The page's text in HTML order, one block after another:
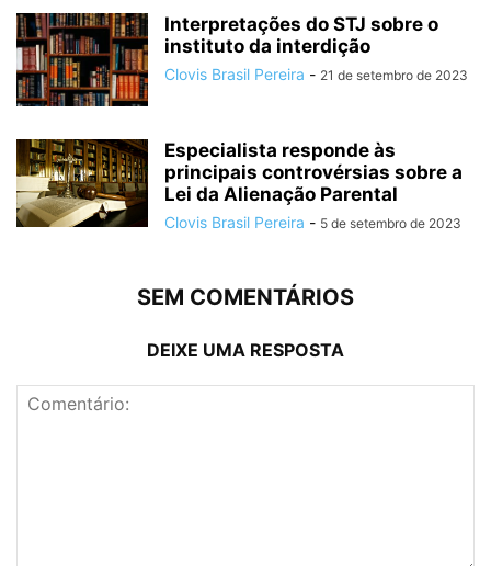
Interpretações do STJ sobre o
instituto da interdição
Clovis Brasil Pereira - 21 de setembro de 2023
Especialista responde às
principais controvérsias sobre a
Lei da Alienação Parental
Clovis Brasil Pereira - 5 de setembro de 2023
SEM COMENTÁRIOS
DEIXE UMA RESPOSTA